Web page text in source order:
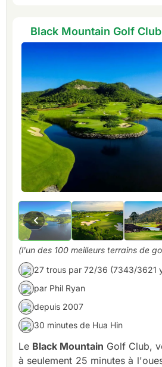
Black Mountain Golf Club
(l'un des 100 meilleurs terrains de
27 trous par 72/36 (7343/3621
par Phil Ryan
depuis 2007
30 minutes de Hua Hin
Le Black Mountain Golf Club,
à seulement 25 minutes à